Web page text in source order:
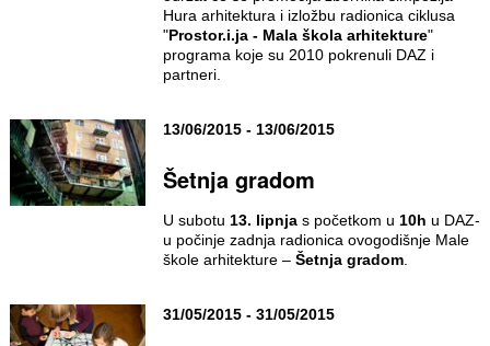
Hura arhitektura i izložbu radionica ciklusa
"Prostor.i.ja - Mala škola arhitekture"
programa koje su 2010 pokrenuli DAZ i
partneri.
13/06/2015 - 13/06/2015
Šetnja gradom
U subotu 13. lipnjas početkom u 10h u DAZ-
u počinje zadnja radionica ovogodišnje Male
škole arhitekture – Šetnja gradom.
31/05/2015 - 31/05/2015